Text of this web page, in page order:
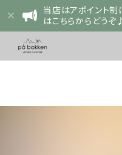
当店はアポイント制
はこちらからどうぞ♪